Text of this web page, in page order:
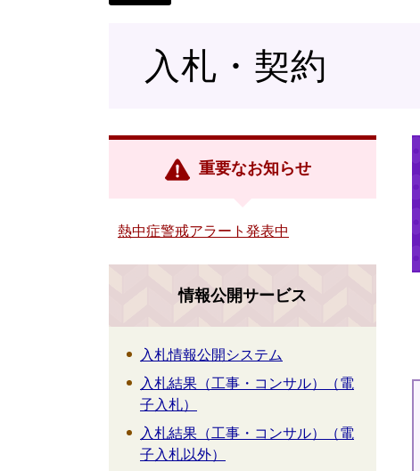
入札・契約
重要なお知らせ
熱中症警戒アラート発表中
情報公開サービス
入札情報公開システム
入札結果（工事・コンサル）（電
子入札）
入札結果（工事・コンサル）（電
子入札以外）